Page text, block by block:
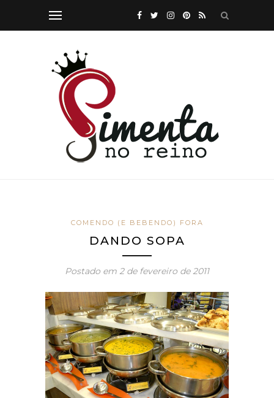
COMENDO (E BEBENDO) FORA
DANDO SOPA
Postado em 2 de fevereiro de 2011